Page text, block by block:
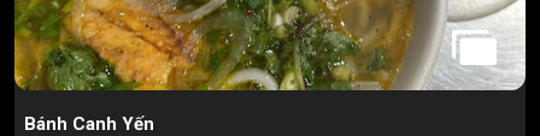
Bánh Canh Yến